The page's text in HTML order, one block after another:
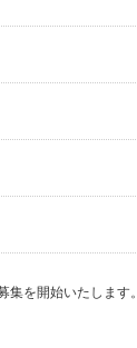
を開始いたします。